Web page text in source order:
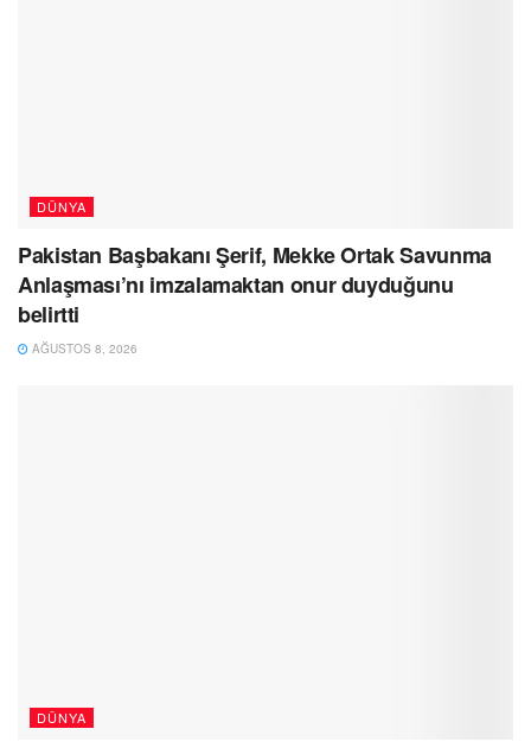
DÜNYA
Pakistan Başbakanı Şerif, Mekke Ortak Savunma
Anlaşması’nı imzalamaktan onur duyduğunu
belirtti
AĞUSTOS 8, 2026
DÜNYA